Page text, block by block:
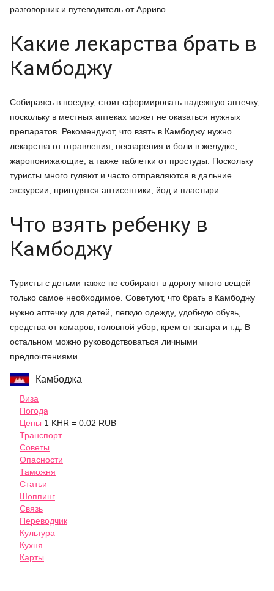
разговорник и путеводитель от Арриво.
Какие лекарства брать в
Камбоджу
Собираясь в поездку, стоит сформировать надежную аптечку,
поскольку в местных аптеках может не оказаться нужных
препаратов. Рекомендуют, что взять в Камбоджу нужно
лекарства от отравления, несварения и боли в желудке,
жаропонижающие, а также таблетки от простуды. Поскольку
туристы много гуляют и часто отправляются в дальние
экскурсии, пригодятся антисептики, йод и пластыри.
Что взять ребенку в
Камбоджу
Туристы с детьми также не собирают в дорогу много вещей –
только самое необходимое. Советуют, что брать в Камбоджу
нужно аптечку для детей, легкую одежду, удобную обувь,
средства от комаров, головной убор, крем от загара и т.д. В
остальном можно руководствоваться личными
предпочтениями.
Камбоджа
Виза
Погода
Цены 1 KHR = 0.02 RUB
Транспорт
Советы
Опасности
Таможня
Статьи
Шоппинг
Связь
Переводчик
Культура
Кухня
Карты